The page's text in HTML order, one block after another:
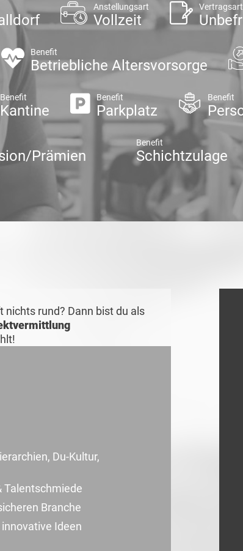
Anstellungsart
Vollzeit
Vertragsart
Benefit
Betriebliche Altersvorsorge
Benefit
Kantine
Benefit
Parkplatz
Benefit
Prämien
Benefit
Schichtzulage
nichts rund? Dann bist du als
Du-Kultur,
Talentschmiede
Branche
Ideen